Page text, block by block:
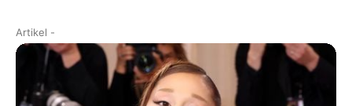
Artikel -